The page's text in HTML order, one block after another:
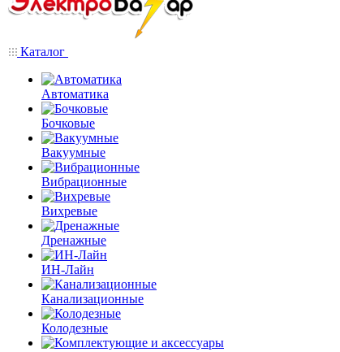
Каталог
Автоматика
Бочковые
Вакуумные
Вибрационные
Вихревые
Дренажные
ИН-Лайн
Канализационные
Колодезные